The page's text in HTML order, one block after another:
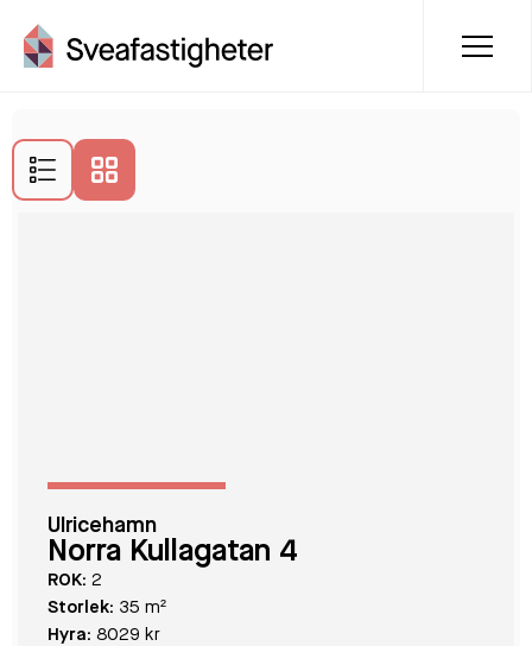
Lediga lägenheter i Ulricehamn
Ulricehamn
Norra Kullagatan 4
ROK: 2
Storlek: 35 m²
Hyra: 8029 kr